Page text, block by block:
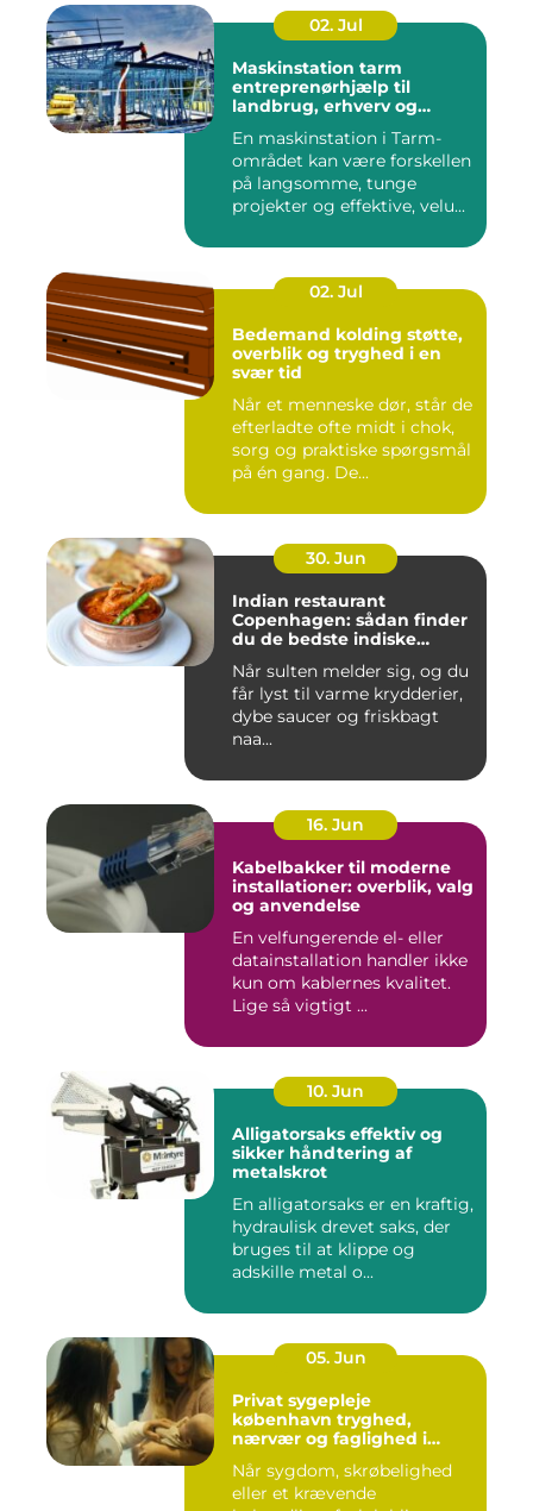
02. Jul
Maskinstation tarm
entreprenørhjælp til
landbrug, erhverv og
En maskinstation i Tarm-
området kan være forskellen
på langsomme, tunge
projekter og effektive, velu...
02. Jul
Bedemand kolding støtte,
overblik og tryghed i en
svær tid
Når et menneske dør, står de
efterladte ofte midt i chok,
sorg og praktiske spørgsmål
på én gang. De...
30. Jun
Indian restaurant
Copenhagen: sådan finder
du de bedste indiske
Når sulten melder sig, og du
får lyst til varme krydderier,
dybe saucer og friskbagt
naa...
16. Jun
Kabelbakker til moderne
installationer: overblik, valg
og anvendelse
En velfungerende el- eller
datainstallation handler ikke
kun om kablernes kvalitet.
Lige så vigtigt ...
10. Jun
Alligatorsaks effektiv og
sikker håndtering af
metalskrot
En alligatorsaks er en kraftig,
hydraulisk drevet saks, der
bruges til at klippe og
adskille metal o...
05. Jun
Privat sygepleje
københavn tryghed,
nærvær og faglighed i
Når sygdom, skrøbelighed
eller et krævende